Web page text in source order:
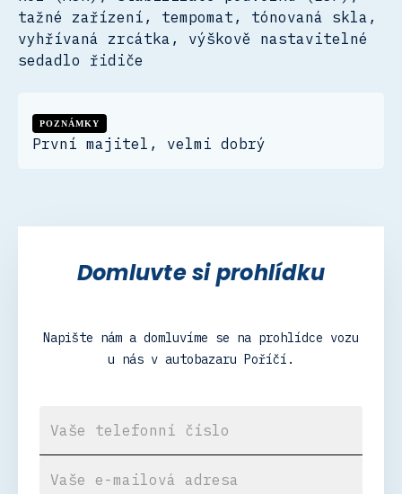
tažné zařízení, tempomat, tónovaná skla,
vyhřívaná zrcátka, výškově nastavitelné
sedadlo řidiče
POZNÁMKY
První majitel, velmi dobrý
Domluvte si prohlídku
Napište nám a domluvíme se na prohlídce vozu
u nás v autobazaru Poříčí.